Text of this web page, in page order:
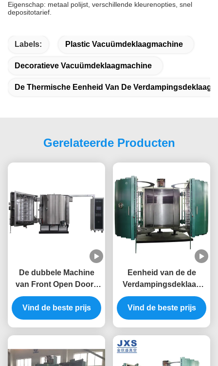
Eigenschap: metaal polijst, verschillende kleurenopties, snel
depositotarief.
Labels: Plastic Vacuümdeklaagmachine
Decoratieve Vacuümdeklaagmachine
De Thermische Eenheid Van De Verdampingsdeklaag
Gerelateerde Producten
De dubbele Machine
van Front Open Doors
Plastic Vacuum
Metalizing
Vind de beste prijs
Eenheid van de de
Verdampingsdeklaag
van hoog rendement de
Dubbele Deuren
Vacuüm Thermische in
Vind de beste prijs